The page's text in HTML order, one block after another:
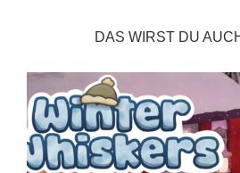
DAS WIRST DU